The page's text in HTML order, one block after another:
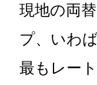
現地の両
プ、いわ
最もレー